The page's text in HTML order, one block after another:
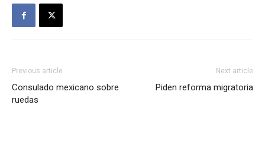
Previous article
Consulado mexicano sobre
ruedas
Next article
Piden reforma migratoria